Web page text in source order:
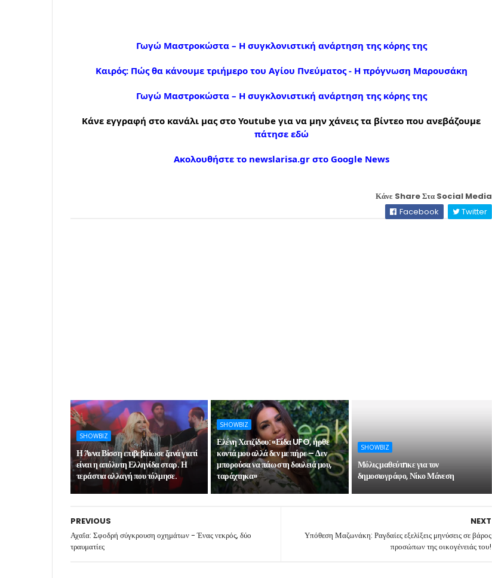
Γωγώ Μαστροκώστα – Η συγκλονιστική ανάρτηση της κόρης της
Καιρός: Πώς θα κάνουμε τριήμερο του Αγίου Πνεύματος - Η πρόγνωση Μαρουσάκη
Γωγώ Μαστροκώστα – Η συγκλονιστική ανάρτηση της κόρης της
Κάνε εγγραφή στο κανάλι μας στο Youtube για να μην χάνεις τα βίντεο που ανεβάζουμε
πάτησε εδώ
Ακολουθήστε το newslarisa.gr στο Google News
Κάνε Share Στα Social Media
Facebook
Twitter
SHOWBIZ
Η Άννα Βίσση επιβεβαίωσε ξανά γιατί
είναι η απόλυτη Ελληνίδα σταρ. Η
τεράστια αλλαγή που τόλμησε.
SHOWBIZ
Ελένη Χατζίδου: «Είδα UFO, ήρθε
κοντά μου αλλά δεν με πήρε – Δεν
μπορούσα να πάω στη δουλειά μου,
ταράχτηκα»
SHOWBIZ
Μόλις μαθεύτnκε για τον
δημοσιογράφο, Νίκο Μάνεση
NEXT
Υπόθεση Μαζωνάκη: Ραγδαίες εξελίξεις μηνύσεις σε βάρος
προσώπων της οικογένειάς του!
PREVIOUS
Αχαΐα: Σφοδρή σύγκρουση οχημάτων - Ένας νεκρός, δύο
τραυματίες